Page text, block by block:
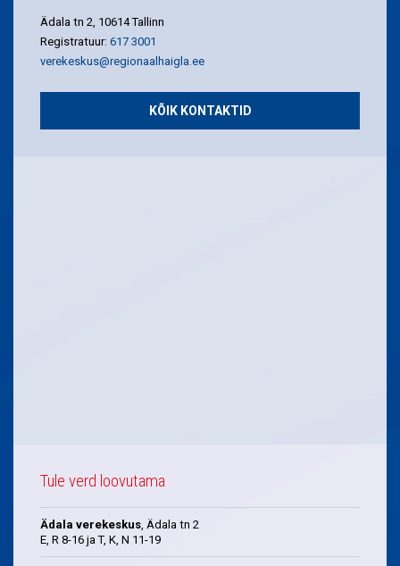
Ädala tn 2, 10614 Tallinn
Registratuur: 617 3001
verekeskus@regionaalhaigla.ee
KÕIK KONTAKTID
Tule verd loovutama
Ädala verekeskus, Ädala tn 2
E, R 8-16 ja T, K, N 11-19